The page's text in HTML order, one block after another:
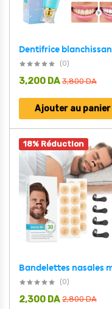
(0)
3,800DA
3,200 DA
Ajouter au panier
18% Réduction
(0)
2,800DA
2,300 DA